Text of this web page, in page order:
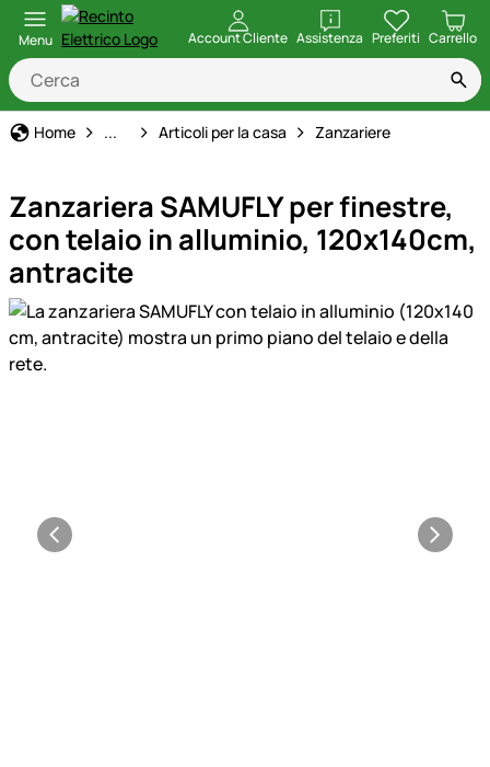
Menu Account Cliente Assistenza
apri Preferiti Carrello
Home Casa, Giardino e Fattoria
... Articoli per la casa Zanzariere
Zanzariera SAMUFLY per finestre,
con telaio in alluminio, 120x140cm,
antracite
Galleria prodotti